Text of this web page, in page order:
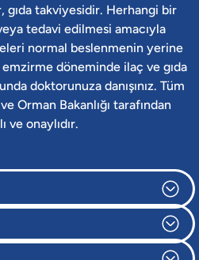
takviyesidir. Herhangi bir
tedavi edilmesi amacıyla
normal beslenmenin yerine
döneminde ilaç ve gıda
doktorunuza danışınız. Tüm
Orman Bakanlığı tarafından
ve onaylıdır.